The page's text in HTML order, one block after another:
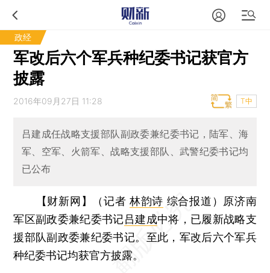
政经
军改后六个军兵种纪委书记获官方
披露
2016年09月27日 11:28 T中
吕建成任战略支援部队副政委兼纪委书记，陆军、海
军、空军、火箭军、战略支援部队、武警纪委书记均
已公布
【财新网】（记者林韵诗 综合报道） 原济南
军区副政委兼纪委书记吕建成中将，已履新战略支
援部队副政委兼纪委书记。至此，军改后六个军兵
种纪委书记均获官方披露。